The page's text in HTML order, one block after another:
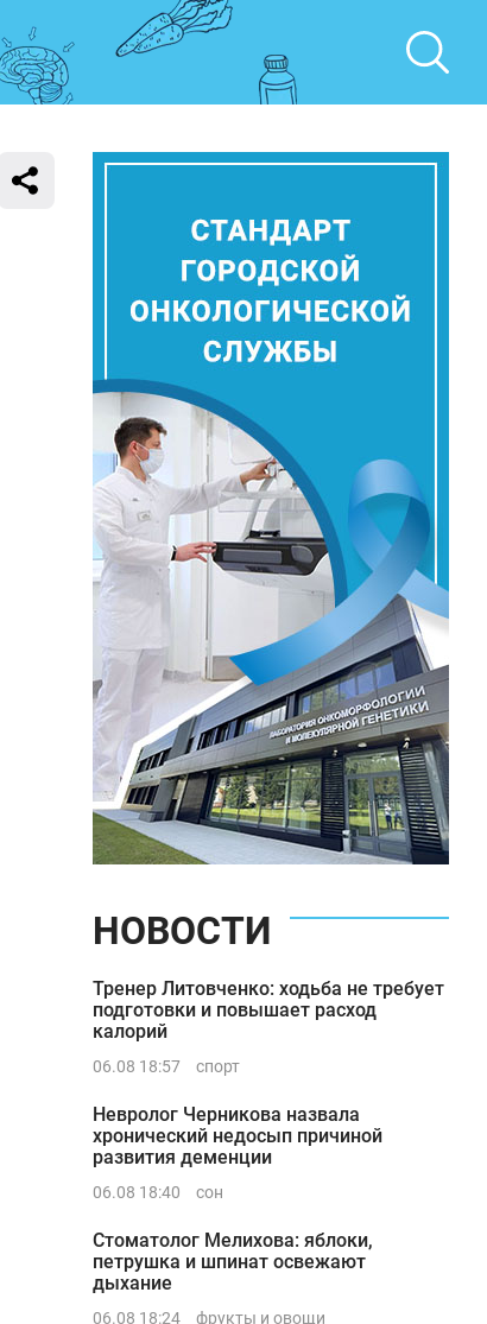
НОВОСТИ
Тренер Литовченко: ходьба не требует
подготовки и повышает расход
калорий
06.08 18:57 спорт
Невролог Черникова назвала
хронический недосып причиной
развития деменции
06.08 18:40 сон
Стоматолог Мелихова: яблоки,
петрушка и шпинат освежают
дыхание
06.08 18:24 фрукты и овощи